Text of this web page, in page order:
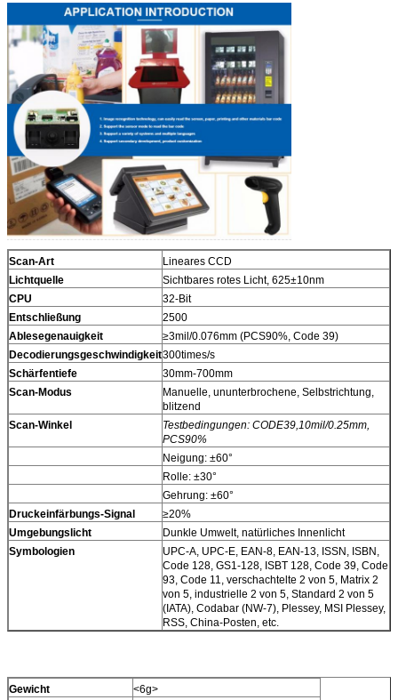
Scan-Art
Lineares CCD
Lichtquelle
Sichtbares rotes Licht, 625±10nm
CPU
32-Bit
Entschließung
2500
Ablesegenauigkeit
≥3mil/0.076mm (PCS90%, Code 39)
Decodierungsgeschwindigkeit300times/s
Schärfentiefe
30mm-700mm
Scan-Modus
Manuelle, ununterbrochene, Selbstrichtung,
blitzend
Scan-Winkel
Testbedingungen: CODE39,10mil/0.25mm,
PCS90%
Neigung: ±60°
Rolle: ±30°
Gehrung: ±60°
Druckeinfärbungs-Signal
≥20%
Umgebungslicht
Dunkle Umwelt, natürliches Innenlicht
Symbologien
UPC-A, UPC-E, EAN-8, EAN-13, ISSN, ISBN,
Code 128, GS1-128, ISBT 128, Code 39, Code
93, Code 11, verschachtelte 2 von 5, Matrix 2
von 5, industrielle 2 von 5, Standard 2 von 5
(IATA), Codabar (NW-7), Plessey, MSI Plessey,
RSS, China-Posten, etc.
Gewicht
<6g>